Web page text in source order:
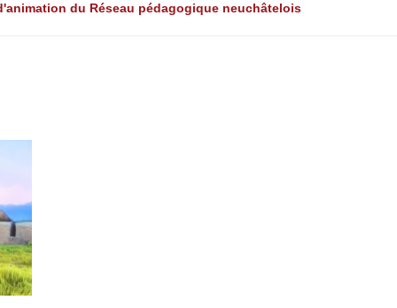
du Réseau pédagogique neuchâtelois